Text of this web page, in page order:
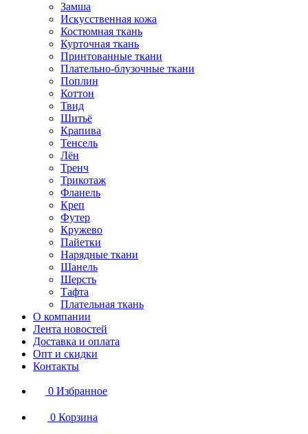
Замша
Искусственная кожа
Костюмная ткань
Курточная ткань
Принтованные ткани
Плательно-блузочные ткани
Поплин
Коттон
Твид
Шитьё
Крапива
Тенсель
Лён
Тренч
Трикотаж
Фланель
Креп
Футер
Кружево
Пайетки
Нарядные ткани
Шанель
Шерсть
Тафта
Плательная ткань
О компании
Лента новостей
Доставка и оплата
Опт и скидки
Контакты
0 Избранное
0 Корзина